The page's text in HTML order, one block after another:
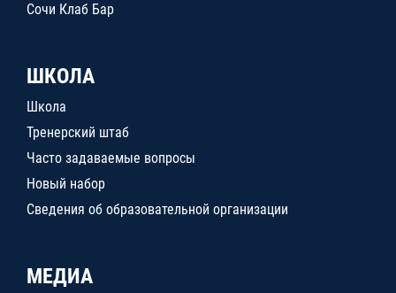
Сочи Клаб Бар
ШКОЛА
Школа
Тренерский штаб
Часто задаваемые вопросы
Новый набор
Сведения об образовательной организации
МЕДИА